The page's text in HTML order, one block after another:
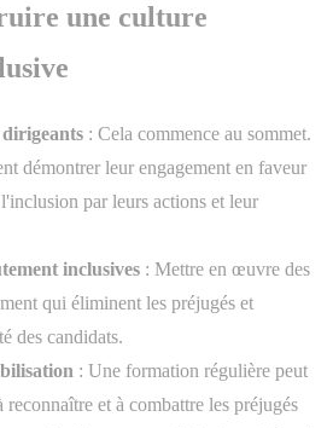
une culture
: Cela commence au sommet.
démontrer leur engagement en faveur
par leurs actions et leur
inclusives : Mettre en œuvre des
qui éliminent les préjugés et
des candidats.
: Une formation régulière peut
reconnaître et à combattre les préjugés